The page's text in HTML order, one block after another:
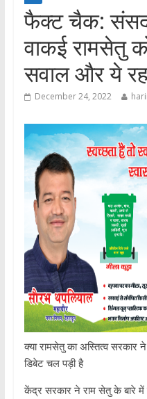
फैक्ट चैक:
वाकई रामसेतु
सवाल और ये
December 24, 2022
क्या रामसेतु का अस्तित्व सरकार
डिबेट चल पड़ी है
केंद्र सरकार ने राम सेतु के बारे में